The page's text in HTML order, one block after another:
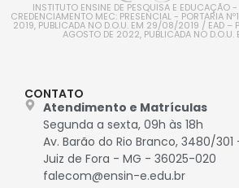
INSTITUTO ENSINE DE PESQUISA E
CREDENCIAMENTO MEC: PRESENCIAL - PORTARIA
2019, PUBLICADA NO D.O.U. EM 29/08/2019 / EAD –
AGOSTO DE 2022, PUBLICADA NO
CONTATO
Atendimento e Matrículas
Segunda a sexta, 09h às 18h
Av. Barão do Rio Branco, 3480/301
Juiz de Fora - MG - 36025-020
falecom@ensin-e.edu.br